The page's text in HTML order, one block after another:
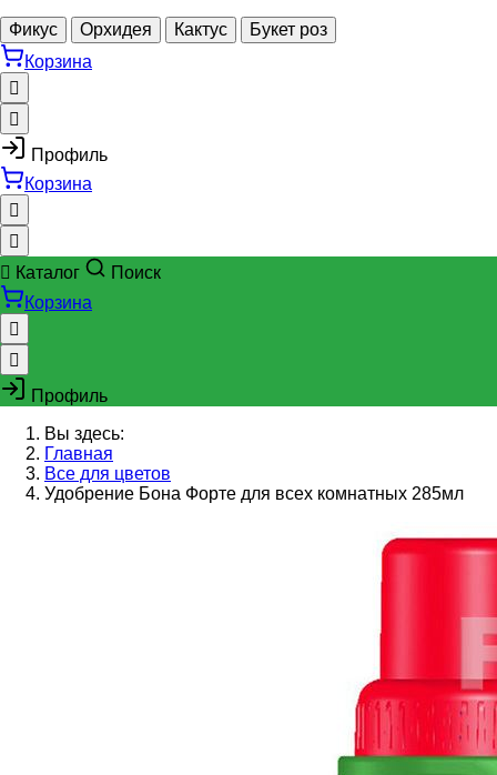
Фикус Орхидея Кактус
Букет роз
Корзина
Профиль
Корзина
Каталог
Поиск
Корзина
Профиль
Вы здесь:
Главная
Все для цветов
Удобрение Бона Форте для всех комнатных 285мл